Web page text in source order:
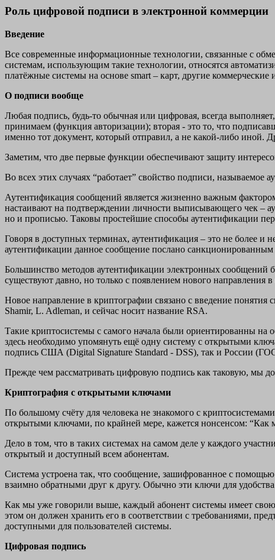
Роль цифровой подписи в электронной коммерции
Введение
Все современные информационные технологии, связанные с
системам, использующим такие технологии, относятся
платёжные системы на основе smart – карт, другие коммерческие
О подписи вообще
Любая подпись, будь-то обычная или цифровая, всегда
принимаем (функция авторизации); вторая - это то, что
именно тот документ, который отправил, а не какой-либо иной.
Заметим, что две первые функции обеспечивают защиту
Во всех этих случаях “работает” свойство подписи, называемое
Аутентификация сообщений является жизненно важным
настаивают на подтверждении личности выписывающего чек –
но и прописью. Таковы простейшие способы аутентификации
Говоря в доступных терминах, аутентификация – это не более
аутентификации данное сообщение послано
Большинство методов аутентификации электронных сообщений
существуют давно, но только с появлением нового направления
Новое направление в криптографии связано с введение понятия
Shamir, L. Adleman, и сейчас носит название RSA.
Такие криптосистемы с самого начала были ориентированны
здесь необходимо упомянуть ещё одну систему с открытыми
подпись США (Digital Signature Standard - DSS), так и России
Прежде чем рассматривать цифровую подпись как таковую, мы
Криптография с открытыми ключами
По большому счёту для человека не знакомого с
открытыми ключами, по крайней мере, кажется нонсенсом:
Дело в том, что в таких системах на самом деле у каждого
открытый и доступный всем абонентам.
Система устроена так, что сообщение, зашифрованное с
взаимно обратными друг к другу. Обычно эти ключи для
Как мы уже говорили выше, каждый абонент системы имеет
этом он должен хранить его в соответствии с требованиями,
доступными для пользователей системы.
Цифровая подпись